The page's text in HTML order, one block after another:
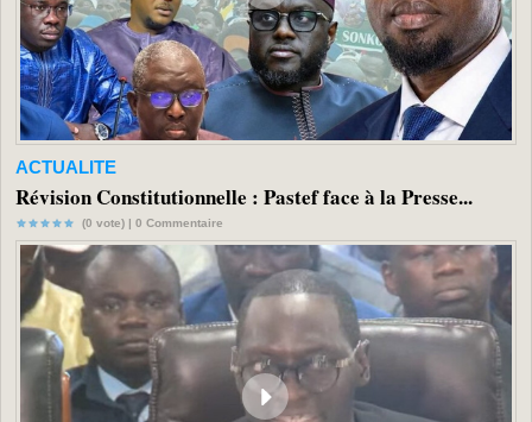
ACTUALITE
Révision Constitutionnelle : Pastef face à la Presse...
(0 vote) | 0 Commentaire